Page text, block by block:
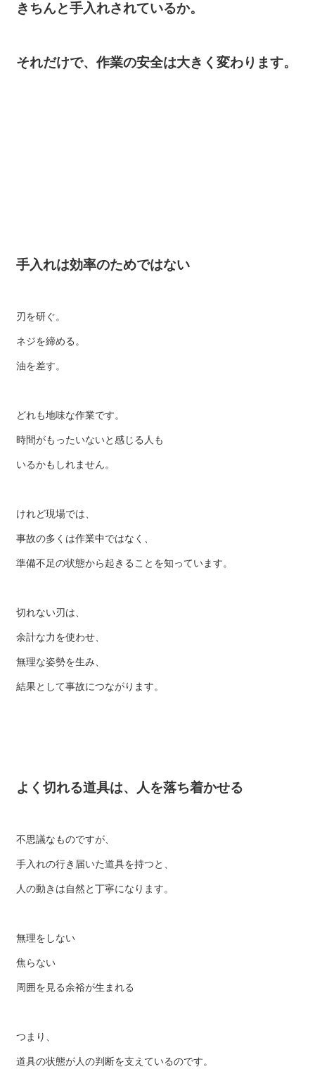
きちんと手入れされているか。
それだけで、作業の安全は大きく変わります。
手入れは効率のためではない
刃を研ぐ。
ネジを締める。
油を差す。
どれも地味な作業です。
時間がもったいないと感じる人も
いるかもしれません。
けれど現場では、
事故の多くは作業中ではなく、
準備不足の状態から起きることを知っています。
切れない刃は、
余計な力を使わせ、
無理な姿勢を生み、
結果として事故につながります。
よく切れる道具は、人を落ち着かせる
不思議なものですが、
手入れの行き届いた道具を持つと、
人の動きは自然と丁寧になります。
無理をしない
焦らない
周囲を見る余裕が生まれる
つまり、
道具の状態が人の判断を支えているのです。